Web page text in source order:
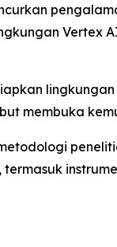
Vertex
membuka